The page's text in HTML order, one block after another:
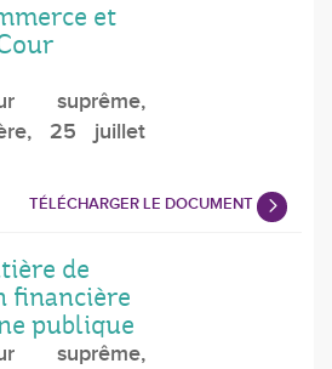
et
TÉLÉCHARGER LE DOCUMENT
suprême,
25 juillet
de
financière
publique
suprême,